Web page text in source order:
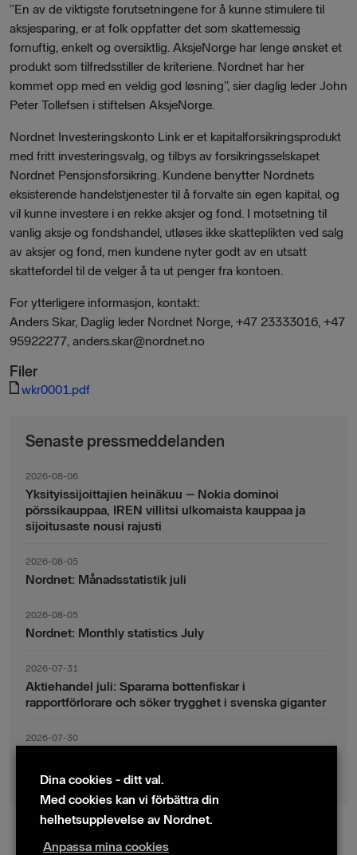
”En av de viktigste forutsetningene for å kunne stimulere til
aksjesparing, er at folk oppfatter det som skattemessig
fornuftig, enkelt og oversiktlig. AksjeNorge har lenge ønsket et
produkt som tilfredsstiller de kriteriene. Nordnet har her
kommet opp med en veldig god løsning”, sier daglig leder John
Peter Tollefsen i stiftelsen AksjeNorge.
Nordnet Investeringskonto Link er et kapitalforsikringsprodukt
med fritt investeringsvalg, og tilbys av forsikringsselskapet
Nordnet Pensjonsforsikring. Kundene benytter Nordnets
eksisterende handelstjenester til å forvalte sin egen kapital, og
vil kunne investere i en rekke aksjer og fond. I motsetning til
vanlig aksje og fondshandel, utløses ikke skatteplikten ved salg
av aksjer og fond, men kundene nyter godt av en utsatt
skattefordel til de velger å ta ut penger fra kontoen.
For ytterligere informasjon, kontakt:
Anders Skar, Daglig leder Nordnet Norge, +47 23333016, +47
95922277, anders.skar@nordnet.no
Filer
wkr0001.pdf
Senaste pressmeddelanden
2026-08-06
Yksityissijoittajien heinäkuu – Nokia dominoi
pörssikauppaa, IREN villitsi ulkomaista kauppaa ja
sijoitusaste nousi rajusti
2026-08-05
Nordnet: Månadsstatistik juli
2026-08-05
Nordnet: Monthly statistics July
2026-07-31
Aktiehandel juli: Spararna bottenfiskar i
rapportförlorare och söker trygghet i svenska giganter
2026-07-30
indexsparandet ligger fast
© 2024 Nordnet AB (publ)
Dina cookies - ditt val.
Med cookies kan vi förbättra din
helhetsupplevelse av Nordnet.
Anpassa mina cookies